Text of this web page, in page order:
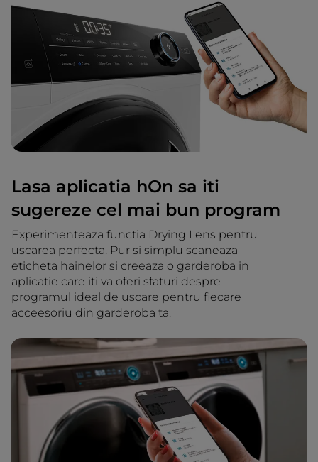
Lasa aplicatia hOn sa iti
sugereze cel mai bun program
Experimenteaza functia Drying Lens pentru
uscarea perfecta. Pur si simplu scaneaza
eticheta hainelor si creeaza o garderoba in
aplicatie care iti va oferi sfaturi despre
programul ideal de uscare pentru fiecare
acceesoriu din garderoba ta.